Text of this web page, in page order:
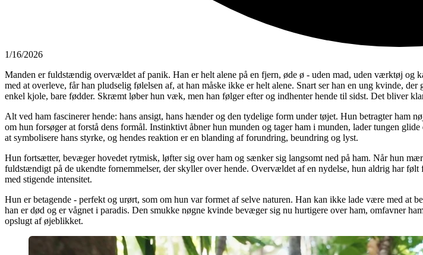
1/16/2026
Manden er fuldstændig overvældet af panik. Han er helt alene på en fjern, øde ø - uden mad, uden værktøj
med at overleve, får han pludselig følelsen af, at han måske ikke er helt alene. Snart ser han en ung kvinde,
enkel kjole, bare fødder. Skræmt løber hun væk, men han følger efter og indhenter hende til sidst. Det bliver
Alt ved ham fascinerer hende: hans ansigt, hans hænder og den tydelige form under tøjet. Hun betragter ham
om hun forsøger at forstå dens formål. Instinktivt åbner hun munden og tager ham i munden, lader tungen
at symbolisere hans styrke, og hendes reaktion er en blanding af forundring, beundring og lyst.
Hun fortsætter, bevæger hovedet rytmisk, løfter sig over ham og sænker sig langsomt ned på ham. Når hun
fuldstændigt på de ukendte fornemmelser, der skyller over hende. Overvældet af en nydelse, hun aldrig har
med stigende intensitet.
Hun er betagende - perfekt og urørt, som om hun var formet af selve naturen. Han kan ikke lade være med at
han er død og er vågnet i paradis. Den smukke nøgne kvinde bevæger sig nu hurtigere over ham, omfavner
opslugt af øjeblikket.